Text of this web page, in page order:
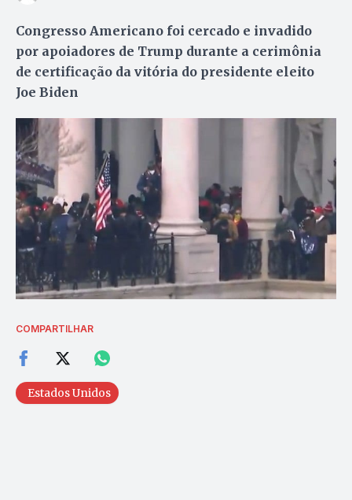
Congresso Americano foi cercado e invadido
por apoiadores de Trump durante a cerimônia
de certificação da vitória do presidente eleito
Joe Biden
COMPARTILHAR
Estados Unidos